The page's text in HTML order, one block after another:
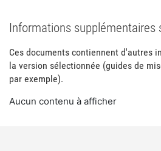
Informations supplémentaires
Ces documents contiennent d'autres
la version sélectionnée (guides de
par exemple).
Aucun contenu à afficher